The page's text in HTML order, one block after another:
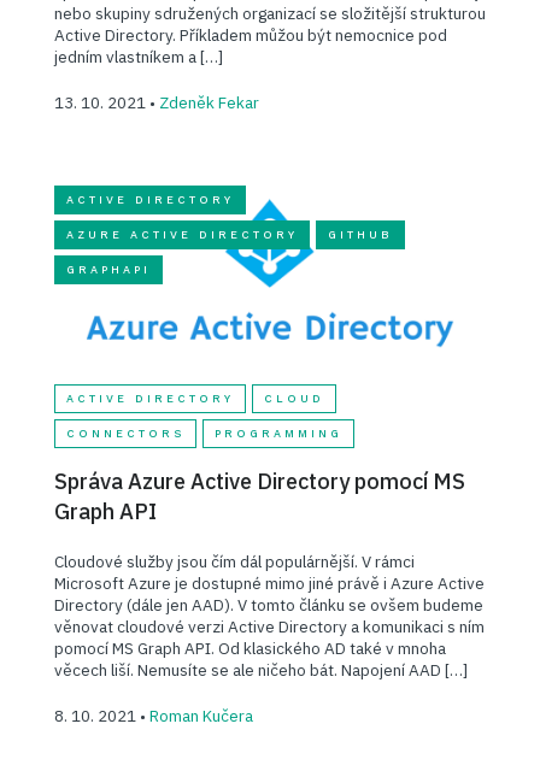
nebo skupiny sdružených organizací se složitější strukturou
Active Directory. Příkladem můžou být nemocnice pod
jedním vlastníkem a […]
13. 10. 2021 • Zdeněk Fekar
ACTIVE DIRECTORY
AZURE ACTIVE DIRECTORY GITHUB
GRAPHAPI
ACTIVE DIRECTORY CLOUD
CONNECTORS PROGRAMMING
Správa Azure Active Directory pomocí MS
Graph API
Cloudové služby jsou čím dál populárnější. V rámci
Microsoft Azure je dostupné mimo jiné právě i Azure Active
Directory (dále jen AAD). V tomto článku se ovšem budeme
věnovat cloudové verzi Active Directory a komunikaci s ním
pomocí MS Graph API. Od klasického AD také v mnoha
věcech liší. Nemusíte se ale ničeho bát. Napojení AAD […]
8. 10. 2021 • Roman Kučera